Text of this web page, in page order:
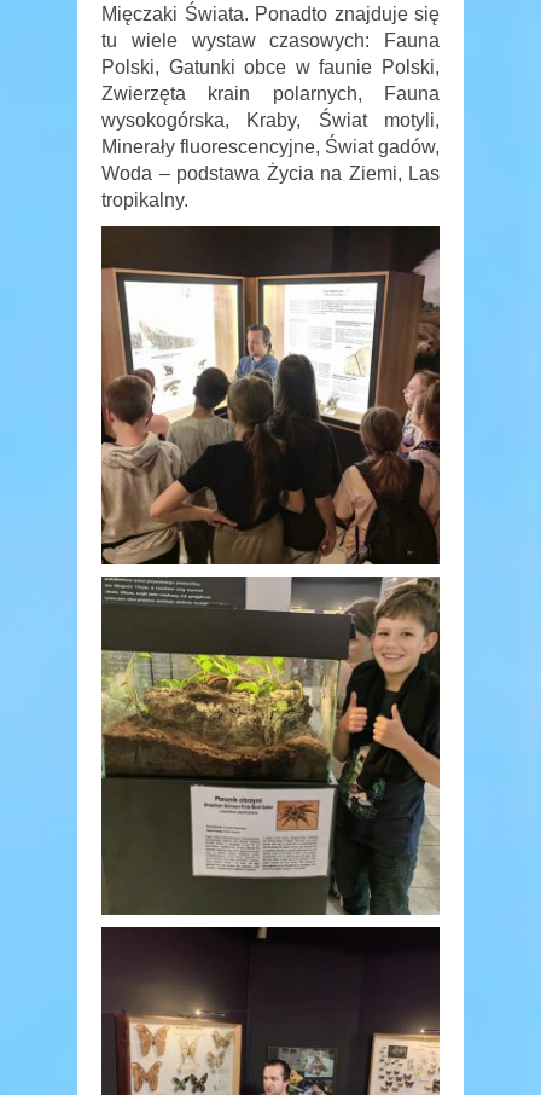
Mięczaki Świata. Ponadto znajduje się
tu wiele wystaw czasowych: Fauna
Polski, Gatunki obce w faunie Polski,
Zwierzęta krain polarnych, Fauna
wysokogórska, Kraby, Świat motyli,
Minerały fluorescencyjne, Świat gadów,
Woda – podstawa Życia na Ziemi, Las
tropikalny.